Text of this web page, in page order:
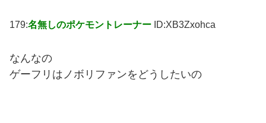
179:名無しのポケモントレーナー ID:XB3Zxohca
なんなの
ゲーフリはノボリファンをどうしたいの